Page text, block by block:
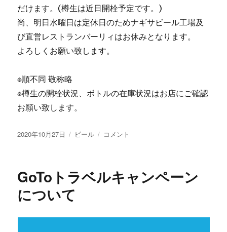
だけます。(樽生は近日開栓予定です。)
尚、明日水曜日は定休日のためナギサビール工場及
び直営レストランバーリィはお休みとなります。
よろしくお願い致します。
※順不同 敬称略
※樽生の開栓状況、ボトルの在庫状況はお店にご確認
お願い致します。
投
2020年10月27日
カ
ー
ビール
限
「ア
チ
コメント
GoToトラベルキャンペーン
について